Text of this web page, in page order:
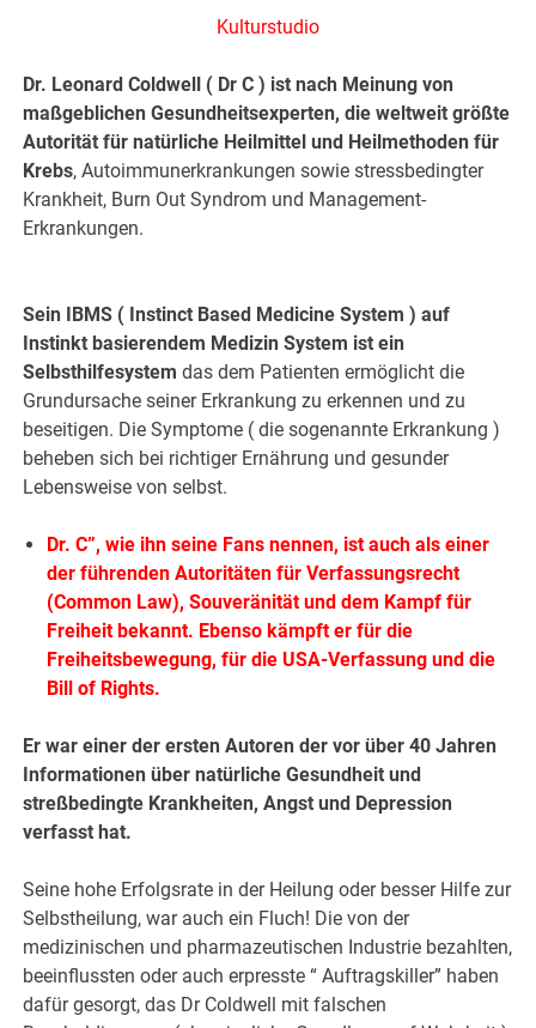
Kulturstudio
Dr. Leonard Coldwell ( Dr C ) ist nach Meinung von
maßgeblichen Gesundheitsexperten, die weltweit größte
Autorität für natürliche Heilmittel und Heilmethoden für
Krebs, Autoimmunerkrankungen sowie stressbedingter
Krankheit, Burn Out Syndrom und Management-
Erkrankungen.
Sein IBMS ( Instinct Based Medicine System ) auf
Instinkt basierendem Medizin System ist ein
Selbsthilfesystem das dem Patienten ermöglicht die
Grundursache seiner Erkrankung zu erkennen und zu
beseitigen. Die Symptome ( die sogenannte Erkrankung )
beheben sich bei richtiger Ernährung und gesunder
Lebensweise von selbst.
Dr. C”, wie ihn seine Fans nennen, ist auch als einer
der führenden Autoritäten für Verfassungsrecht
(Common Law), Souveränität und dem Kampf für
Freiheit bekannt. Ebenso kämpft er für die
Freiheitsbewegung, für die USA-Verfassung und die
Bill of Rights.
Er war einer der ersten Autoren der vor über 40 Jahren
Informationen über natürliche Gesundheit und
streßbedingte Krankheiten, Angst und Depression
verfasst hat.
Seine hohe Erfolgsrate in der Heilung oder besser Hilfe zur
Selbstheilung, war auch ein Fluch! Die von der
medizinischen und pharmazeutischen Industrie bezahlten,
beeinflussten oder auch erpresste “ Auftragskiller” haben
dafür gesorgt, das Dr Coldwell mit falschen